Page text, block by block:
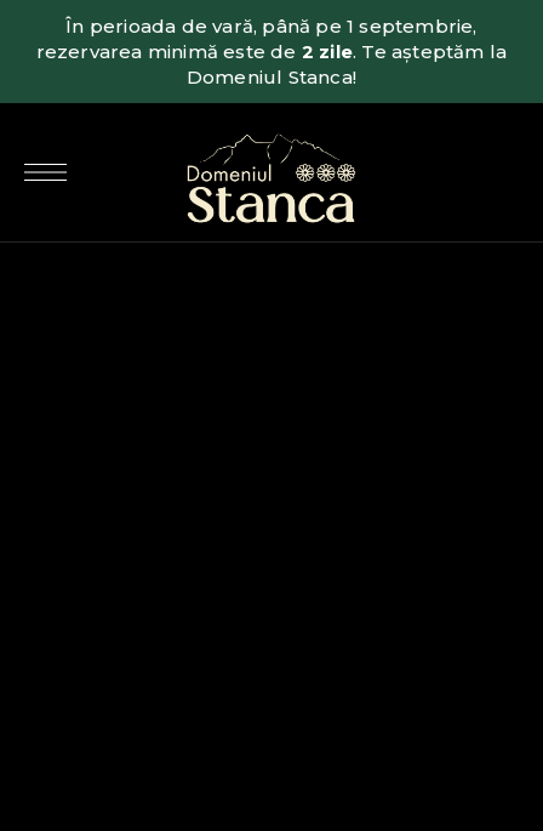
În perioada de vară, până pe 1 septembrie,
rezervarea minimă este de 2 zile. Te așteptăm la
Domeniul Stanca!